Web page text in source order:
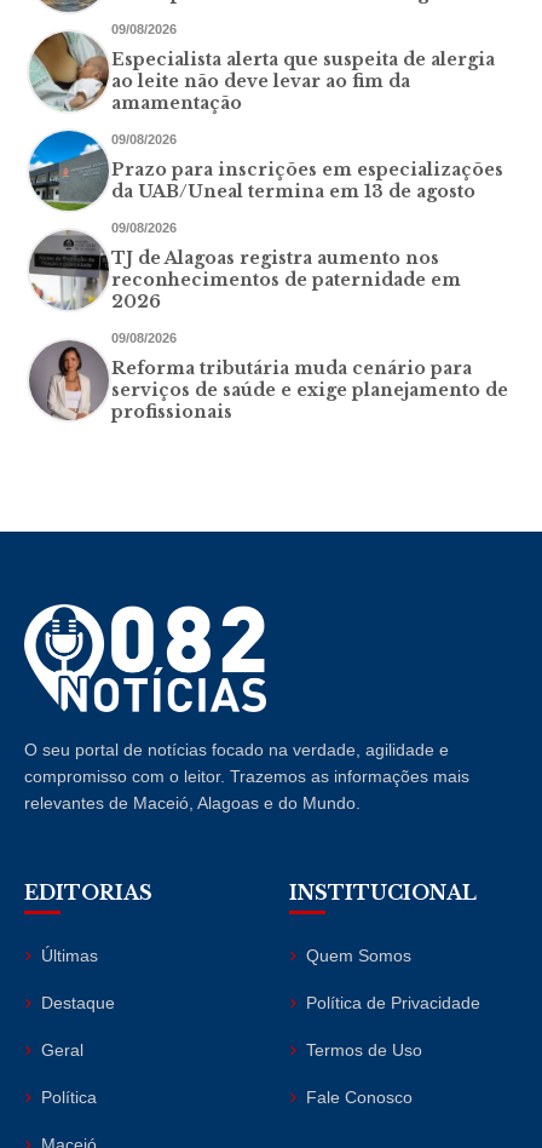
09/08/2026
Especialista alerta que suspeita de alergia
ao leite não deve levar ao fim da
amamentação
09/08/2026
Prazo para inscrições em especializações
da UAB/Uneal termina em 13 de agosto
09/08/2026
TJ de Alagoas registra aumento nos
reconhecimentos de paternidade em
2026
09/08/2026
Reforma tributária muda cenário para
serviços de saúde e exige planejamento de
profissionais
O seu portal de notícias focado na verdade, agilidade e
compromisso com o leitor. Trazemos as informações mais
relevantes de Maceió, Alagoas e do Mundo.
EDITORIAS
Últimas
Destaque
Geral
Política
Maceió
INSTITUCIONAL
Quem Somos
Política de Privacidade
Termos de Uso
Fale Conosco